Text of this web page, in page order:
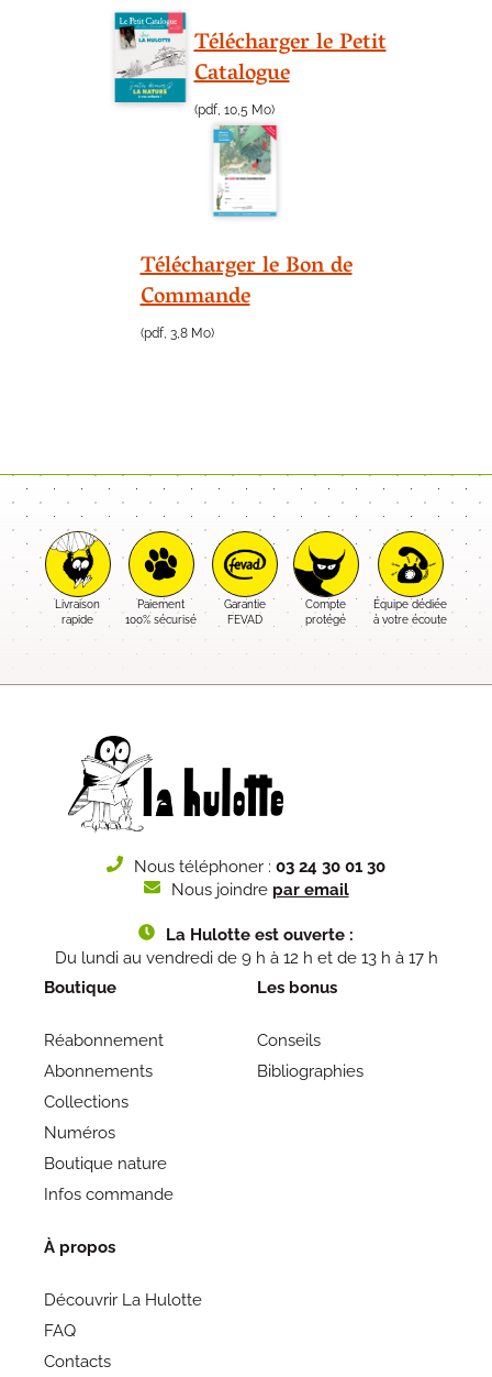
Télécharger le Petit
Catalogue
(pdf, 10,5 Mo)
Télécharger le Bon de
Commande
(pdf, 3,8 Mo)
Livraison
rapide
Paiement
100% sécurisé
Garantie
FEVAD
Compte
protégé
Équipe dédiée
à votre écoute
Nous téléphoner : 03 24 30 01 30
Nous joindre par email
La Hulotte est ouverte :
Du lundi au vendredi de 9 h à 12 h et de 13 h à 17 h
Boutique
Réabonnement
Abonnements
Collections
Numéros
Boutique nature
Infos commande
Les bonus
Conseils
Bibliographies
À propos
Découvrir La Hulotte
FAQ
Contacts